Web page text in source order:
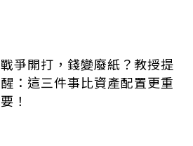
戰爭開打，錢變廢紙？教授提
醒：這三件事比資產配置更重
要！